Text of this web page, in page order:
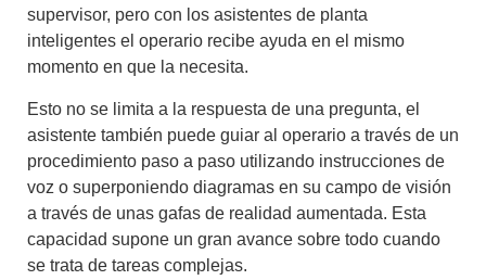
supervisor, pero con los asistentes de planta
inteligentes el operario recibe ayuda en el mismo
momento en que la necesita.
Esto no se limita a la respuesta de una pregunta, el
asistente también puede guiar al operario a través de un
procedimiento paso a paso utilizando instrucciones de
voz o superponiendo diagramas en su campo de visión
a través de unas gafas de realidad aumentada. Esta
capacidad supone un gran avance sobre todo cuando
se trata de tareas complejas.